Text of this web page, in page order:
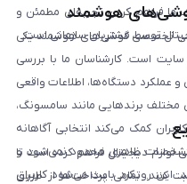
فراهم کردن تجربه‌ای مطمئن و
توسط مشتریان سازمانی است.
هوشمند
تخصصی گوشی‌های هوشمند یکی
است. کارشناسان ما با بررسی
عملکرد دستگاه‌ها، اطلاعات واقعی
مختلف برندهایی مانند سامسونگ،
کمک می‌کند انتخابی آگاهانه
مشخصات ظاهری محدود نمی‌شود و
این رویکرد باعث می‌شود کاربران
لوازم دیجیتال فراهم کرده است تا
کنند. تمامی پرداخت‌ها از طریق